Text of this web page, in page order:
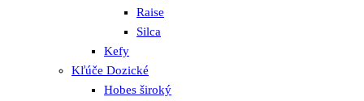
Raise
Silca
Kefy
Kľúče Dozické
Hobes široký